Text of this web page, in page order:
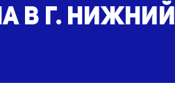
в г. Нижний